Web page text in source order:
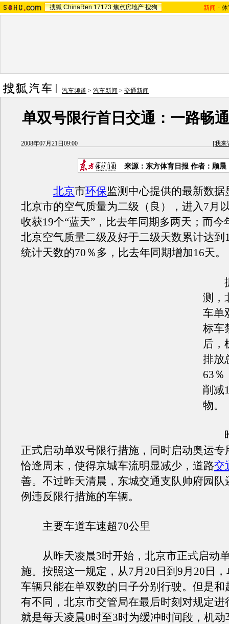
搜狐 ChinaRen 17173 焦点房地产 搜狗 新闻 -
汽车频道 > 汽车新闻 > 交通新闻
单双号限行首日交通：一路畅
2008年07月21日09:00 [我来
来源：东方体育日报 作者：顾晨
北京市环保监测中心提供的最新数据
北京市的空气质量为二级（良），进入7月
收获19个“蓝天”，比去年同期多两天；而今
北京空气质量二级及好于二级天数累计达到
统计天数的70％多，比去年同期增加16天。
据
测，
车单
标车
后，
排放
63％
削减
物。
昨
正式启动单双号限行措施，同时启动奥运专
恰逢周末，使得京城车流明显减少，道路交
善。不过昨天清晨，东城交通支队帅府园队
例违反限行措施的车辆。
主要车道车速超70公里
从昨天凌晨3时开始，北京市正式启动
施。按照这一规定，从7月20日到9月20日
车辆只能在单双数的日子分别行驶。但是和
有不同，北京市交管局在最后时刻对规定进
就是每天凌晨0时至3时为缓冲时间段，机